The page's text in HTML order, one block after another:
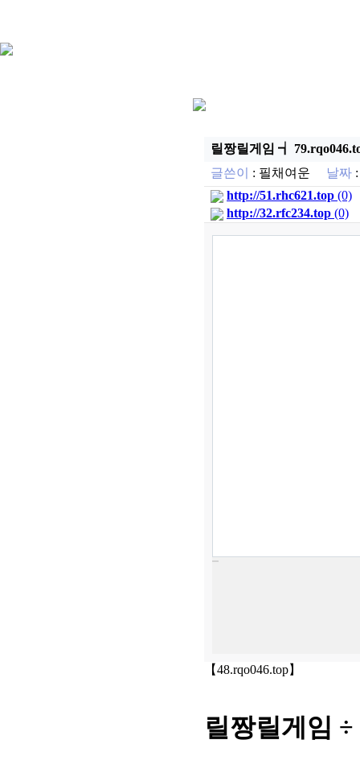
릴짱릴게임 ┪
글쓴이
: 필채여운 날짜
http://51.rhc621.top (0)
http://32.rfc234.top (0)
【48.rqo046.top】
릴짱릴게임